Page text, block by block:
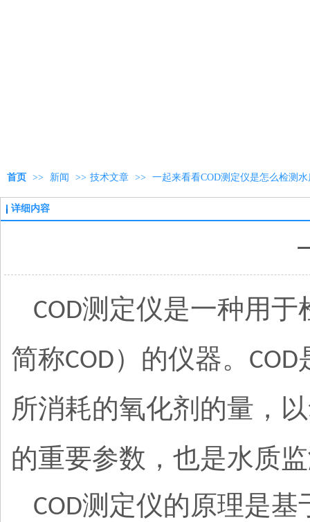
首页 >> 新闻 >> 技术文章 >> 一起来看看COD测定仪是怎么检测水
详细内容
COD测定仪是一种用于
简称COD）的仪器。 COD
所消耗的氧化剂的量，
的重要参数，也是水质
COD测定仪的原理是基